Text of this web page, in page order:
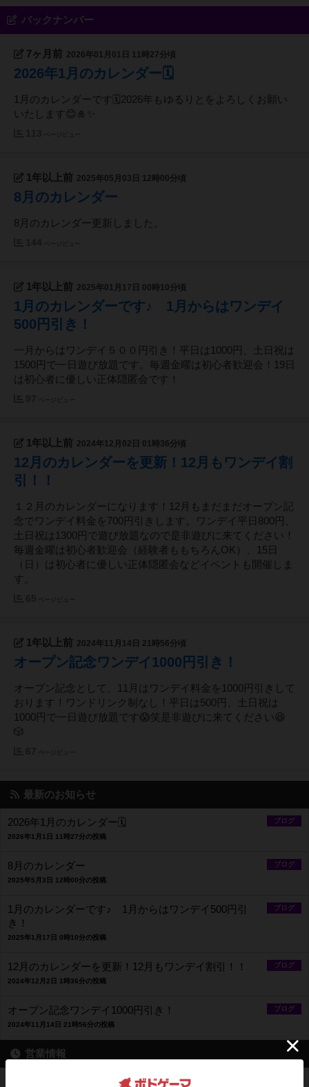
バックナンバー
7ヶ月前 2026年01月01日 11時27分頃
2026年1月のカレンダー🗓️
1月のカレンダーです🗓️2026年もゆるりとをよろしくお願い
いたします😊🎍✨
1年以上前 2025年05月03日 12時00分頃
8月のカレンダー
8月のカレンダー更新しました。
1年以上前 2025年01月17日 00時10分頃
1月のカレンダーです♪ 1月からはワンデイ
500円引き！
一月からはワンデイ５００円引き！平日は1000円、土日祝は
1500円で一日遊び放題です。毎週金曜は初心者歓迎会！19日
は初心者に優しい正体隠匿会です！
1年以上前 2024年12月02日 01時36分頃
12月のカレンダーを更新！12月もワンデイ割
引！！
１２月のカレンダーになります！12月もまだまだオープン記
念でワンデイ料金を700円引きします。ワンデイ平日800円、
土日祝は1300円で遊び放題なので是非遊びに来てください！
毎週金曜は初心者歓迎会（経験者ももちろんOK）、15日
（日）は初心者に優しい正体隠匿会などイベントも開催しま
す。
1年以上前 2024年11月14日 21時56分頃
オープン記念ワンデイ1000円引き！
オープン記念として、11月はワンデイ料金を1000円引きして
おります！ワンドリンク制なし！平日は500円、土日祝は
1000円で一日遊び放題です😱笑是非遊びに来てください😆
🎲
最新のお知らせ
ブログ
2026年1月のカレンダー🗓️
2026年1月1日 11時27分の投稿
ブログ
8月のカレンダー
2025年5月3日 12時00分の投稿
ブログ
1月のカレンダーです♪ 1月からはワンデイ500円引
き！
2025年1月17日 0時10分の投稿
ブログ
12月のカレンダーを更新！12月もワンデイ割引！！
2024年12月2日 1時36分の投稿
ブログ
オープン記念ワンデイ1000円引き！
2024年11月14日 21時56分の投稿
営業情報
平均1200円前後